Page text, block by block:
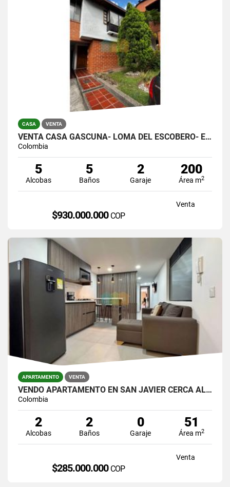
CASA VENTA
VENTA CASA GASCUÑA- LOMA DEL ESCOBERO- ENVIGADO
Colombia
5
Alcobas
5
Baños
2
Garaje
200
Área m2
Venta
$930.000.000 COP
APARTAMENTO VENTA
VENDO APARTAMENTO EN SAN JAVIER CERCA AL METRO
Colombia
2
Alcobas
2
Baños
0
Garaje
51
Área m2
Venta
$285.000.000 COP